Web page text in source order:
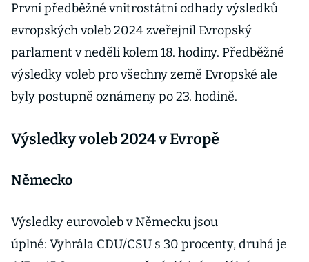
První předběžné vnitrostátní odhady výsledků
evropských voleb 2024 zveřejnil Evropský
parlament v neděli kolem 18. hodiny. Předběžné
výsledky voleb pro všechny země Evropské ale
byly postupně oznámeny po 23. hodině.
Výsledky voleb 2024 v Evropě
Německo
Výsledky eurovoleb v Německu jsou
úplné: Vyhrála CDU/CSU s 30 procenty, druhá je